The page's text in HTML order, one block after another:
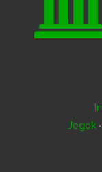
Jogok ·